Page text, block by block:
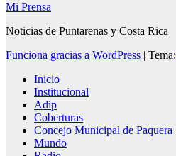
Mi Prensa
Noticias de Puntarenas y Costa Rica
Funciona gracias a WordPress | Tema:
Inicio
Institucional
Adip
Coberturas
Concejo Municipal de Paquera
Mundo